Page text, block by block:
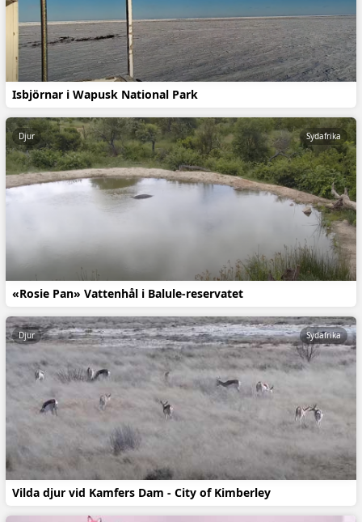
Isbjörnar i Wapusk National Park
«Rosie Pan» Vattenhål i Balule-reservatet
Djur Sydafrika
Vilda djur vid Kamfers Dam - City of Kimberley
Djur Sydafrika